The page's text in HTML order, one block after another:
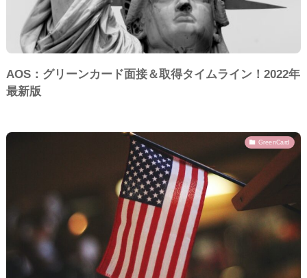
AOS：グリーンカード面接＆取得タイムライン！2022年
最新版
GreenCard